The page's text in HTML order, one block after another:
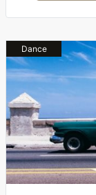
Dance